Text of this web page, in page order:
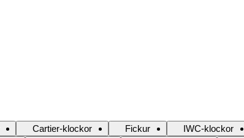
Cartier-klockor Fickur IWC-klockor